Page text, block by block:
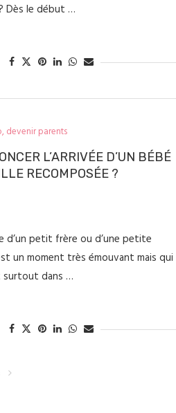
Dès le début …
devenir parents
L’ARRIVÉE D’UN BÉBÉ
RECOMPOSÉE ?
d’un petit frère ou d’une petite
un moment très émouvant mais qui
surtout dans …